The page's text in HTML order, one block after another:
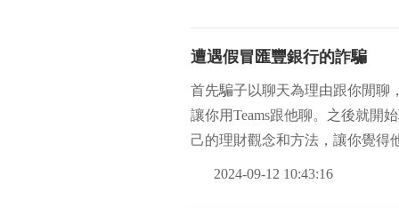
遭遇假冒匯豐銀行的詐騙
首先騙子以聊天為理由跟你閒聊
讓你用Teams跟他聊。之後就開
己的理財觀念和方法，讓你覺得
2024-09-12 10:43:16